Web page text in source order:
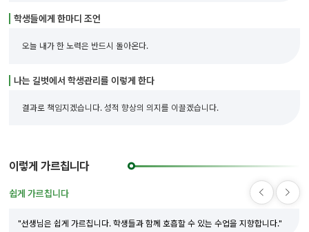
학생들에게 한마디 조언
오늘 내가 한 노력은 반드시 돌아온다.
나는 길벗에서 학생관리를 이렇게 한다
결과로 책임지겠습니다. 성적 향상의 의지를 이끌겠습니다.
이렇게 가르칩니다
쉽게 가르칩니다
"선생님은 쉽게 가르칩니다. 학생들과 함께 호흡할 수 있는 수업을 지향합니다."